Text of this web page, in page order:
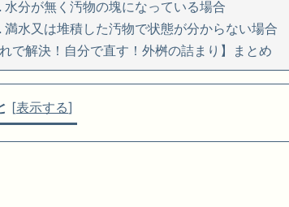
水分が無く汚物の塊になっている場合
満水又は堆積した汚物で状態が分からない場合
れで解決！自分で直す！外桝の詰まり】まとめ
[表示する]